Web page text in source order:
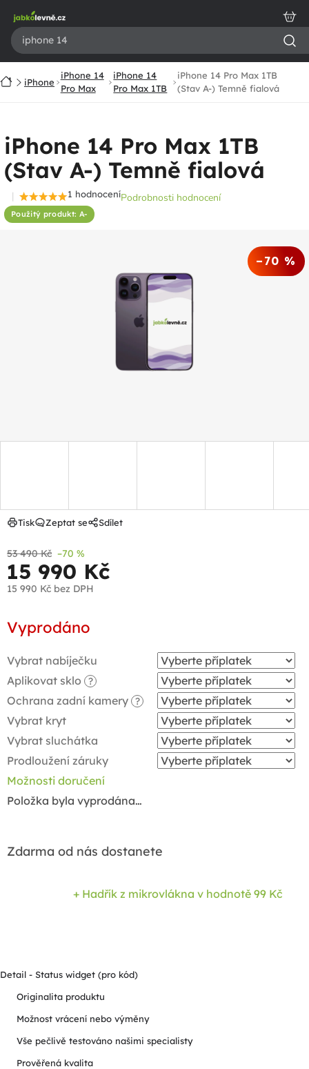
obsah
DomůiPhone
iPhone 14
Pro Max
iPhone 14
Pro Max 1TB
iPhone 14 Pro Max 1TB
(Stav A-) Temně fialová
iPhone 14 Pro Max 1TB
(Stav A-) Temně fialová
Použitý produkt: A-
Průměrné
hodnocení
1 hodnoceníPodrobnosti hodnocení
–70 %
53 490 Kč –70 %
15 990 Kč
15 990 Kč bez DPH
cena:
Vyprodáno
Vybrat nabíječku
Aplikovat sklo
?
Ochrana zadní kamery ?
Vybrat kryt
Vybrat sluchátka
Prodloužení záruky
Možnosti doručení
Položka byla vyprodána…
Zdarma od nás dostanete
+ Hadřík z mikrovlákna v hodnotě 99 Kč
Tisk Zeptat se Sdílet
Detail - Status widget (pro kód)
Originalita produktu
Možnost vrácení nebo výměny
Vše pečlivě testováno našimi specialisty
Prověřená kvalita